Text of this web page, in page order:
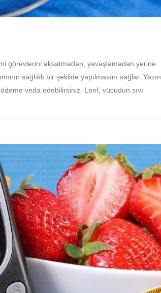
görevlerini aksatmadan, yavaşlamadan yerine
sağlıklı bir şekilde yapılmasını sağlar. Yazın
veda edebilirsiniz. Lenf, vücudun sıvı